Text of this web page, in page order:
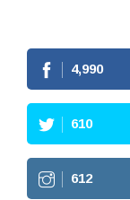
4,990
610
612